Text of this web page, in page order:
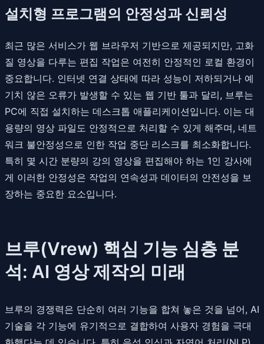
설치형 프로그램의 안정성과 신뢰성
최근 많은 서비스가 웹 브라우저 기반으로 제공되지만, 고화
질 영상을 다루는 편집 작업은 여전히 안정적인 로컬 환경이
중요합니다. 인터넷 연결 상태에 따라 성능이 저하되거나 예
기치 않은 오류가 발생할 수 있는 웹 기반 툴과 달리, 브루는
PC에 직접 설치하는 데스크톱 애플리케이션입니다. 이는 대
용량의 영상 파일도 안정적으로 처리할 수 있게 해주며, 네트
워크 불안정성으로 인한 작업 중단 리스크를 최소화합니다.
특히 몇 시간 분량의 강의 영상을 편집해야 하는 1인 강사에
게 이러한 안정성은 작업의 연속성과 데이터의 안전성을 보
장하는 중요한 요소입니다.
브루(Vrew) 핵심 기능 심층 분
석: AI 영상 제작의 미래
브루의 경쟁력은 단순히 여러 기능을 합쳐 놓은 것을 넘어, AI
기술을 각 기능에 유기적으로 결합하여 사용자 경험을 극대